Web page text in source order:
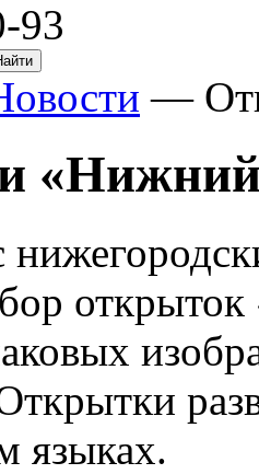
93
—
«Нижний
языках.